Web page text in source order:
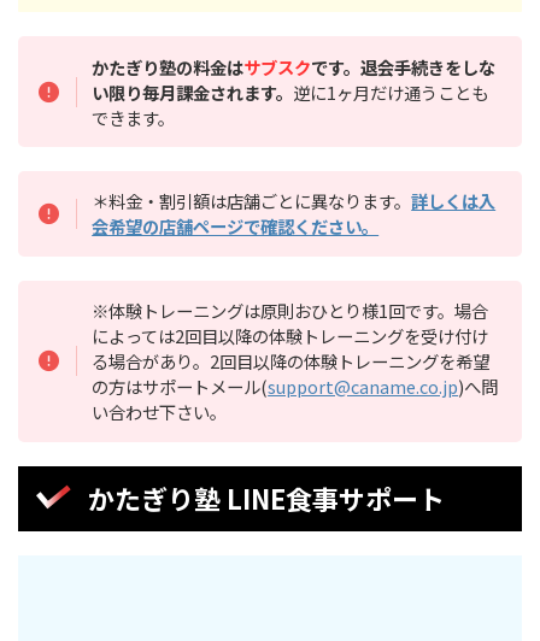
かたぎり塾の料金はサブスクです。退会手続きをしな
い限り毎月課金されます。 逆に1ヶ月だけ通うことも
できます。
＊料金・割引額は店舗ごとに異なります。詳しくは入
会希望の店舗ページで確認ください。
※体験トレーニングは原則おひとり様1回です。場合
によっては2回目以降の体験トレーニングを受け付け
る場合があり。2回目以降の体験トレーニングを希望
の方はサポートメール(support@caname.co.jp)へ問
い合わせ下さい。
かたぎり塾 LINE食事サポート